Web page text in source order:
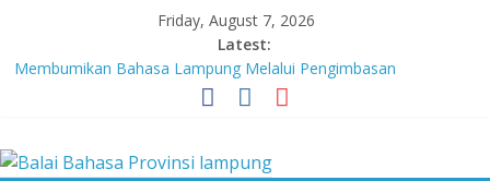
content
Friday, August 7, 2026
Latest:
Membumikan Bahasa Lampung Melalui Pengimbasan
Revitalisasi Bahasa Daerah
Lebih dari 5,5 Juta Buku Bacaan Bermutu Dikirim untuk Perkuat
Balai